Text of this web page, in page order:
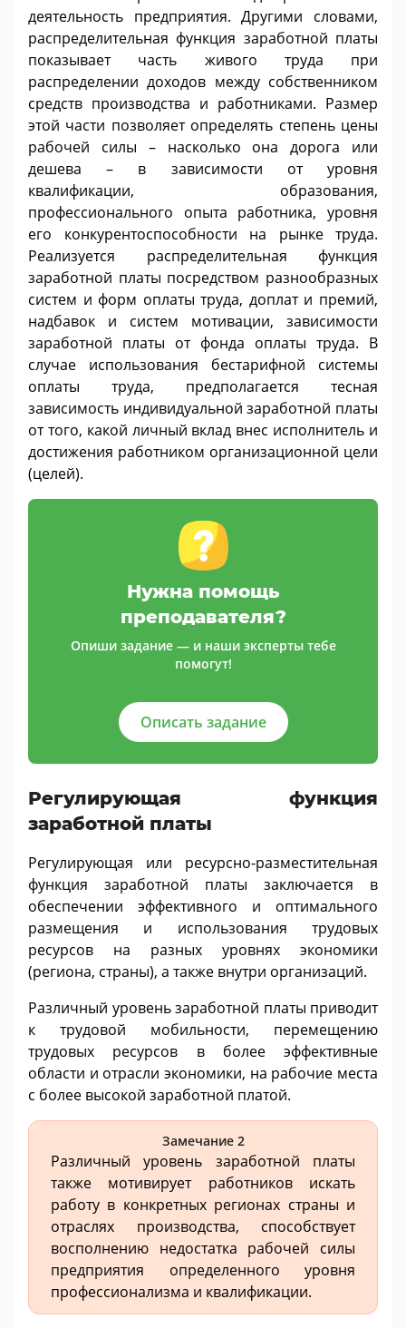
деятельность предприятия. Другими словами,
распределительная функция заработной платы
показывает часть живого труда при
распределении доходов между собственником
средств производства и работниками. Размер
этой части позволяет определять степень цены
рабочей силы – насколько она дорога или
дешева – в зависимости от уровня
квалификации, образования,
профессионального опыта работника, уровня
его конкурентоспособности на рынке труда.
Реализуется распределительная функция
заработной платы посредством разнообразных
систем и форм оплаты труда, доплат и премий,
надбавок и систем мотивации, зависимости
заработной платы от фонда оплаты труда. В
случае использования бестарифной системы
оплаты труда, предполагается тесная
зависимость индивидуальной заработной платы
от того, какой личный вклад внес исполнитель и
достижения работником организационной цели
(целей).
Нужна помощь
преподавателя?
Опиши задание — и наши эксперты тебе
помогут!
Описать задание
Регулирующая функция
заработной платы
Регулирующая или ресурсно-разместительная
функция заработной платы заключается в
обеспечении эффективного и оптимального
размещения и использования трудовых
ресурсов на разных уровнях экономики
(региона, страны), а также внутри организаций.
Различный уровень заработной платы приводит
к трудовой мобильности, перемещению
трудовых ресурсов в более эффективные
области и отрасли экономики, на рабочие места
с более высокой заработной платой.
Замечание 2
Различный уровень заработной платы
также мотивирует работников искать
работу в конкретных регионах страны и
отраслях производства, способствует
восполнению недостатка рабочей силы
предприятия определенного уровня
профессионализма и квалификации.